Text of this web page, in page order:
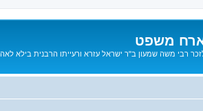
משפט
רבי משה שמעון ב"ר ישראל עזרא ורעייתו הרבנית בילא